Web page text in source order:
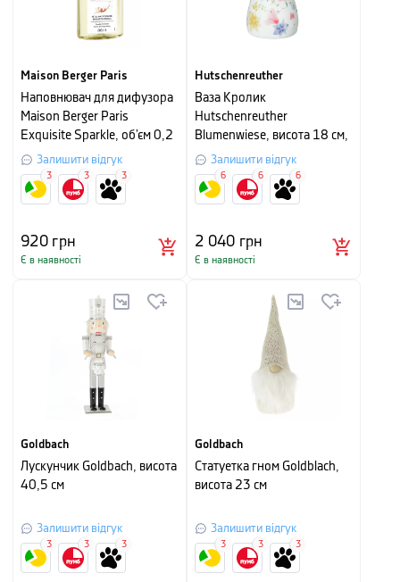
Maison Berger Paris
Наповнювач для дифузора
Maison Berger Paris
Exquisite Sparkle, об’єм 0,2
л
Залишити відгук
920грн
Є в наявності
3 3 3
Hutschenreuther
Ваза Кролик
Hutschenreuther
Blumenwiese, висота 18 см,
білий з малюнком
Залишити відгук
2 040 грн
Є в наявності
6 6 6
Goldbach
Лускунчик Goldbach, висота
40,5 см
Залишити відгук
3 3 3
Goldbach
Статуетка гном Goldblach,
висота 23 см
Залишити відгук
3 3 3